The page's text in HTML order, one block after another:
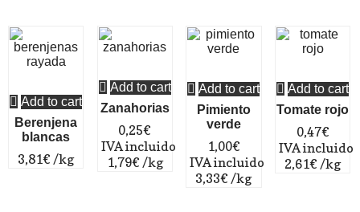
Add to cart
Berenjena
blancas
3,81€ /kg
Add to cart
Zanahorias
0,25€
IVA incluido
1,79€ /kg
Add to cart
Pimiento
verde
1,00€
IVA incluido
3,33€ /kg
Add to cart
Tomate rojo
0,47€
IVA incluido
2,61€ /kg